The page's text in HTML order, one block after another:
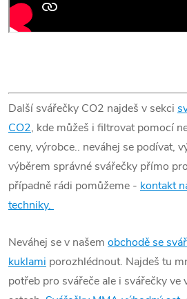
Další svářečky CO2 najdeš v sekci
CO2, kde můžeš i filtrovat pomocí
ceny, výrobce.. neváhej se podívat,
výběrem správné svářečky přímo
případně rádi pomůžeme - kontakt
techniky.
Neváhej se v našem obchodě se
kuklami porozhlédnout. Najdeš tu
potřeb pro svářeče ale i svářečky ve